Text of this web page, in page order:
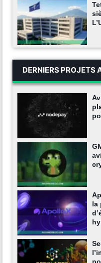
DERNIERS PROJETS
la